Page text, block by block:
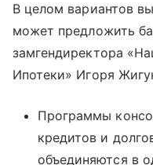
В целом вариантов
может предложить
замгендиректора
Ипотеки» Игоря
Программы
кредитов и
объединяются в